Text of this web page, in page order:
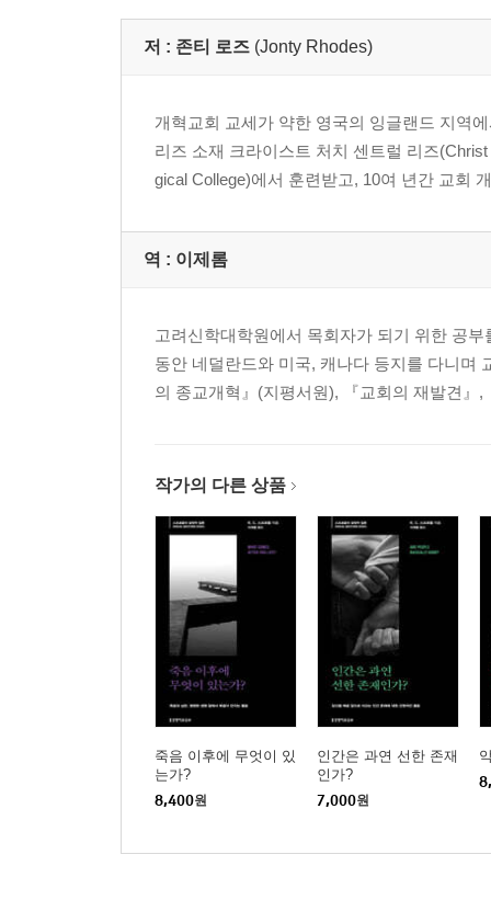
저 : 존티 로즈 (Jonty Rhodes)
개혁교회 교세가 약한 영국의 잉글랜드 지역
리즈 소재 크라이스트 처치 센트럴 리즈
gical College)에서 훈련받고, 10여 년간 교회
역 : 이제롬
고려신학대학원에서 목회자가 되기 위한 공
동안 네덜란드와 미국, 캐나다 등지를 다니며
의 종교개혁』(지평서원), 『교회의 재발견』
작가의 다른 상품
죽음 이후에 무엇이 있
는가?
8,400원
인간은 과연 선한 존재
인가?
7,000원